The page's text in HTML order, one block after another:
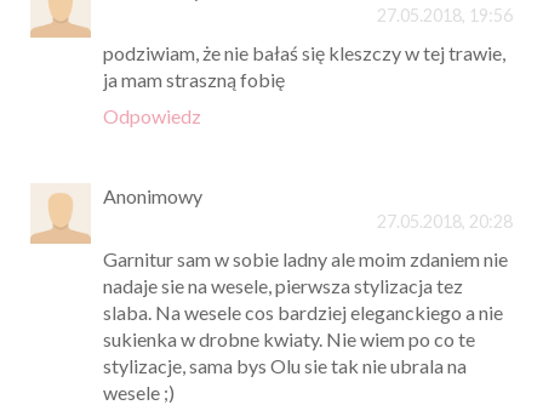
27.05.2018, 19:56
podziwiam, że nie bałaś się kleszczy w tej trawie,
ja mam straszną fobię
Odpowiedz
Anonimowy
27.05.2018, 20:28
Garnitur sam w sobie ladny ale moim zdaniem nie
nadaje sie na wesele, pierwsza stylizacja tez
slaba. Na wesele cos bardziej eleganckiego a nie
sukienka w drobne kwiaty. Nie wiem po co te
stylizacje, sama bys Olu sie tak nie ubrala na
wesele ;)